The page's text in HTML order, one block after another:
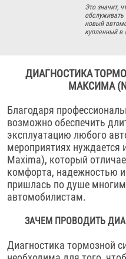
Это значит,
новый
купленный в
ДИАГНОСТИКА
МАКСИМА
Благодаря
возможно обеспечить
эксплуатацию любого
мероприятиях
Maxima), который
комфорта, надежностью
пришлась по душе
автомобилистам.
ЗАЧЕМ ПРОВОДИТЬ
Диагностика тормозной